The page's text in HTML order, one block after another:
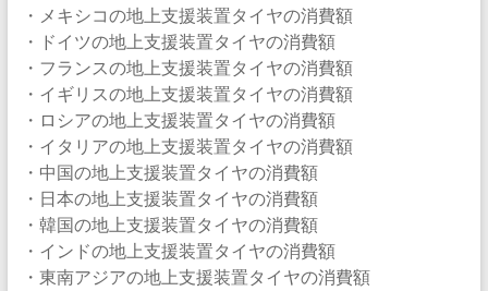
・メキシコの地上支援装置タイヤの消費額
・ドイツの地上支援装置タイヤの消費額
・フランスの地上支援装置タイヤの消費額
・イギリスの地上支援装置タイヤの消費額
・ロシアの地上支援装置タイヤの消費額
・イタリアの地上支援装置タイヤの消費額
・中国の地上支援装置タイヤの消費額
・日本の地上支援装置タイヤの消費額
・韓国の地上支援装置タイヤの消費額
・インドの地上支援装置タイヤの消費額
・東南アジアの地上支援装置タイヤの消費額